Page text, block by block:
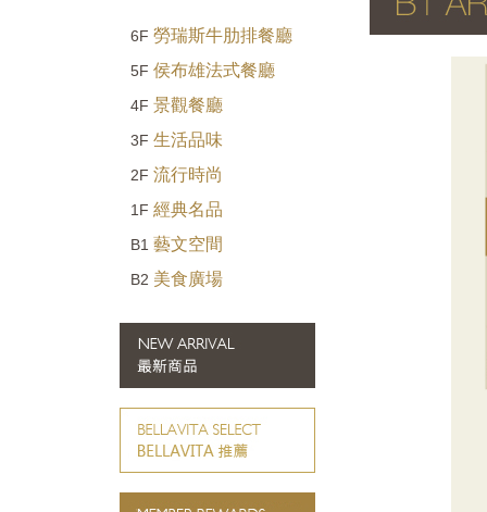
6F 勞瑞斯牛肋排餐廳
5F 侯布雄法式餐廳
4F 景觀餐廳
3F 生活品味
2F 流行時尚
1F 經典名品
B1 藝文空間
B2 美食廣場